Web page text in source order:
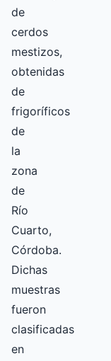
de
cerdos
mestizos,
obtenidas
de
frigoríficos
de
la
zona
de
Río
Cuarto,
Córdoba.
Dichas
muestras
fueron
clasificadas
en